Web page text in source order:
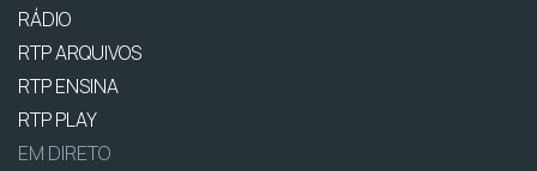
RÁDIO
RTP ARQUIVOS
RTP ENSINA
RTP PLAY
EM DIRETO